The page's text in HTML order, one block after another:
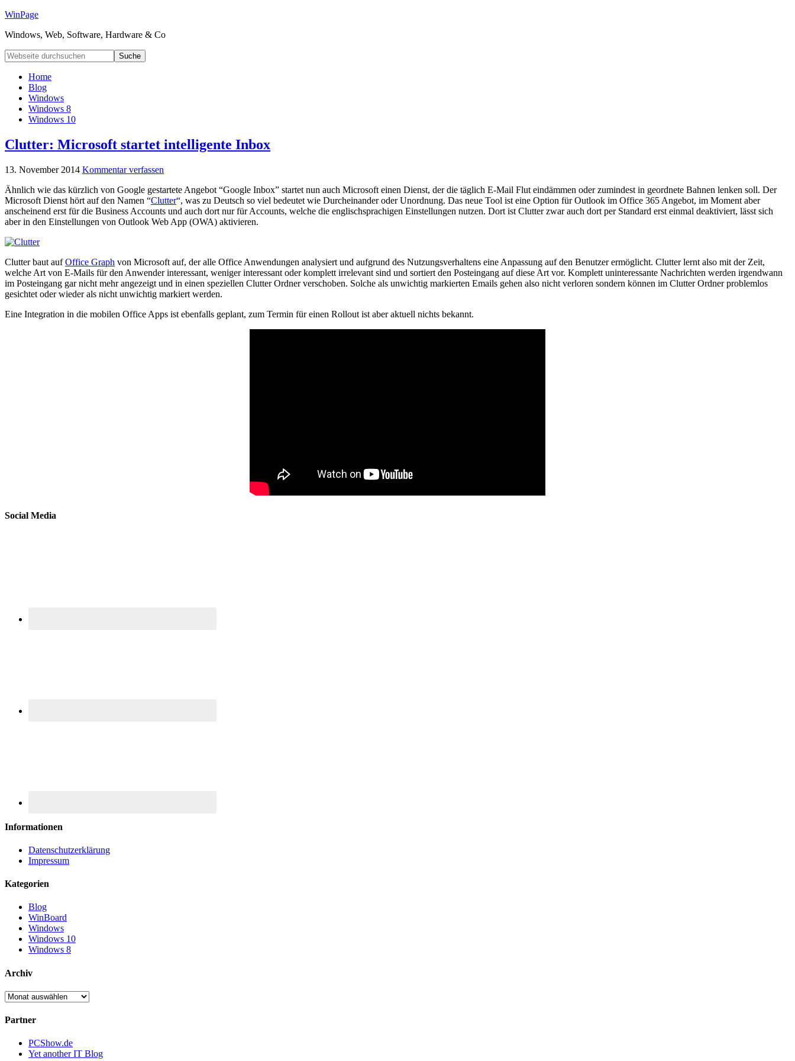
WinPage
Windows, Web, Software, Hardware & Co
Home
Blog
Windows
Windows 8
Windows 10
Clutter: Microsoft startet intelligente Inbox
13. November 2014 Kommentar verfassen
Ähnlich wie das kürzlich von Google gestartete Angebot “Google Inbox” startet nun auch Microsoft einen Dienst, der die täglich E-Mail Flut eindämmen oder zumindest in geordnete Bahnen lenken soll. Der
Microsoft Dienst hört auf den Namen “Clutter“, was zu Deutsch so viel bedeutet wie Durcheinander oder Unordnung. Das neue Tool ist eine Option für Outlook im Office 365 Angebot, im Moment aber
anscheinend erst für die Business Accounts und auch dort nur für Accounts, welche die englischsprachigen Einstellungen nutzen. Dort ist Clutter zwar auch dort per Standard erst einmal deaktiviert, lässt sich
aber in den Einstellungen von Outlook Web App (OWA) aktivieren.
Clutter baut aufOffice Graph von Microsoft auf, der alle Office Anwendungen analysiert und aufgrund des Nutzungsverhaltens eine Anpassung auf den Benutzer ermöglicht. Clutter lernt also mit der Zeit,
welche Art von E-Mails für den Anwender interessant, weniger interessant oder komplett irrelevant sind und sortiert den Posteingang auf diese Art vor. Komplett uninteressante Nachrichten werden irgendwann
im Posteingang gar nicht mehr angezeigt und in einen speziellen Clutter Ordner verschoben. Solche als unwichtig markierten Emails gehen also nicht verloren sondern können im Clutter Ordner problemlos
gesichtet oder wieder als nicht unwichtig markiert werden.
Eine Integration in die mobilen Office Apps ist ebenfalls geplant, zum Termin für einen Rollout ist aber aktuell nichts bekannt.
Social Media
Informationen
Datenschutzerklärung
Impressum
Kategorien
Blog
WinBoard
Windows
Windows 10
Windows 8
Archiv
Archiv
Partner
PCShow.de
Yet another IT Blog